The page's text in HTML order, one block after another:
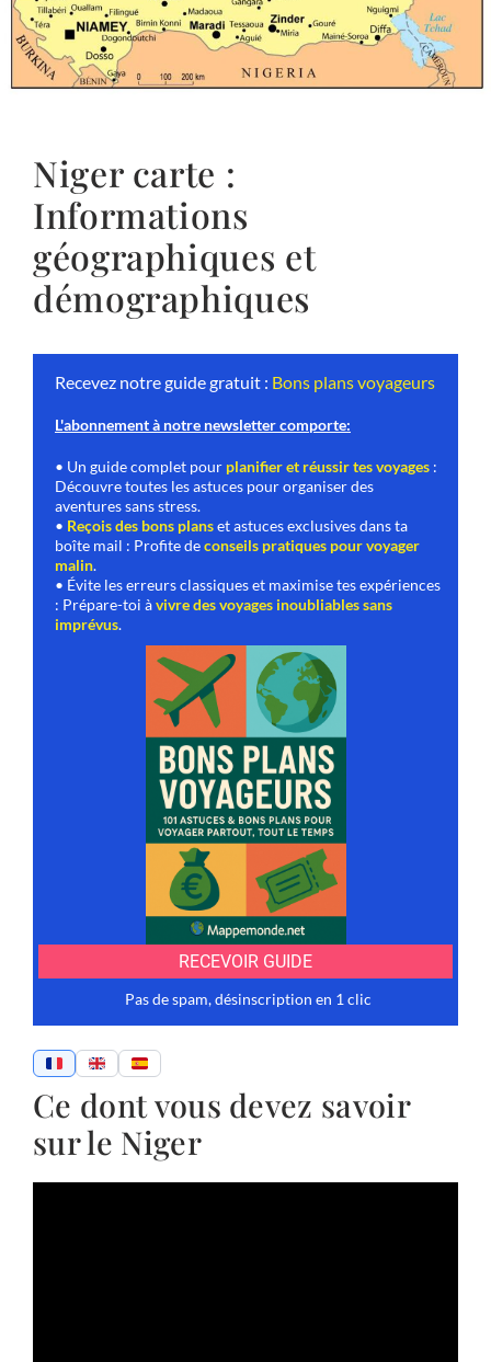
Niger carte :
Informations
géographiques et
démographiques
Ce dont vous devez savoir
sur le Niger